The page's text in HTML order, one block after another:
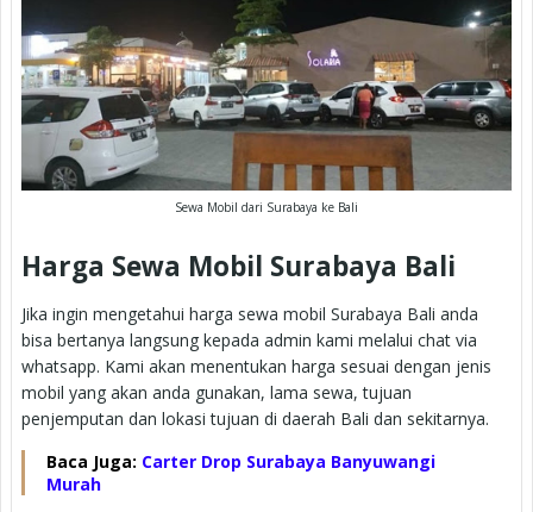
Sewa Mobil dari Surabaya ke Bali
Harga Sewa Mobil Surabaya Bali
Jika ingin mengetahui harga sewa mobil Surabaya Bali anda
bisa bertanya langsung kepada admin kami melalui chat via
whatsapp. Kami akan menentukan harga sesuai dengan jenis
mobil yang akan anda gunakan, lama sewa, tujuan
penjemputan dan lokasi tujuan di daerah Bali dan sekitarnya.
Baca Juga: Carter Drop Surabaya Banyuwangi
Murah